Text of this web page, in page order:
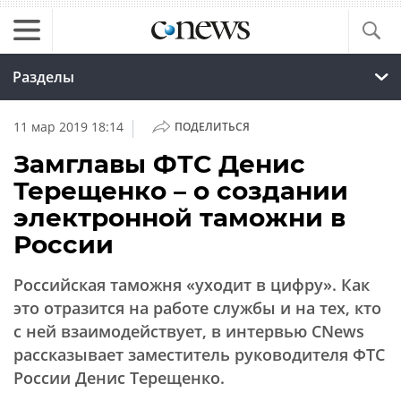
Разделы
11 мар 2019 18:14 | ПОДЕЛИТЬСЯ
Замглавы ФТС Денис
Терещенко – о создании
электронной таможни в
России
Российская таможня «уходит в цифру». Как
это отразится на работе службы и на тех, кто
с ней взаимодействует, в интервью CNews
рассказывает заместитель руководителя ФТС
России Денис Терещенко.